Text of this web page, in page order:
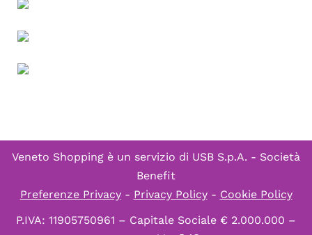
Veneto Shopping è un servizio di USB S.p.A. - Società
Benefit
Preferenze Privacy- Privacy Policy- Cookie Policy
P.IVA: 11905750961 – Capitale Sociale € 2.000.000 –